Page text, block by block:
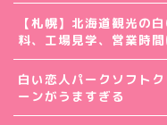
【札幌】北海道観光の
料、工場見学、営業時
白い恋人パークソフト
ーンがうますぎる